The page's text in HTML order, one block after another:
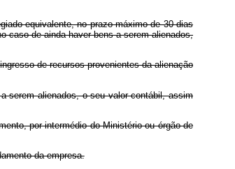
equivalente, no prazo máximo de 30 dias
caso de ainda haver bens a serem alienados,
de recursos provenientes da alienação
alienados, o seu valor contábil, assim
por intermédio do Ministério ou órgão de
da empresa.